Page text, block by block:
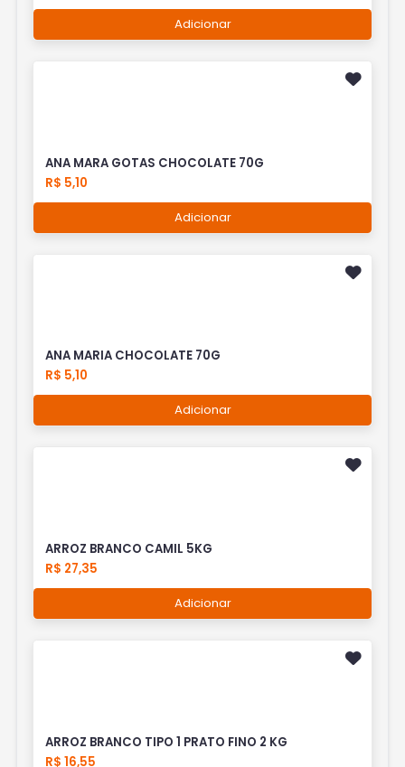
Adicionar
ANA MARA GOTAS CHOCOLATE 70G
R$ 5,10
Adicionar
ANA MARIA CHOCOLATE 70G
R$ 5,10
Adicionar
ARROZ BRANCO CAMIL 5KG
R$ 27,35
Adicionar
ARROZ BRANCO TIPO 1 PRATO FINO 2 KG
R$ 16,55